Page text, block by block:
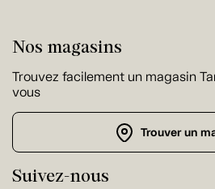
Nos magasins
Trouvez facilement un magasin
vous
Trouver un
Suivez-nous